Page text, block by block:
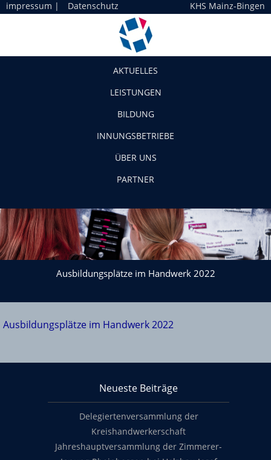
impressum | Datenschutz KHS Mainz-Bingen
AKTUELLES
LEISTUNGEN
BILDUNG
INNUNGSBETRIEBE
ÜBER UNS
PARTNER
Ausbildungsplätze im Handwerk 2022
Ausbildungsplätze im Handwerk 2022
Neueste Beiträge
Delegiertenversammlung der
Kreishandwerkerschaft
Jahreshauptversammlung der Zimmerer-